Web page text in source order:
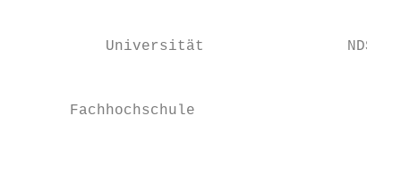
Universität                NDS
Fachhochschule